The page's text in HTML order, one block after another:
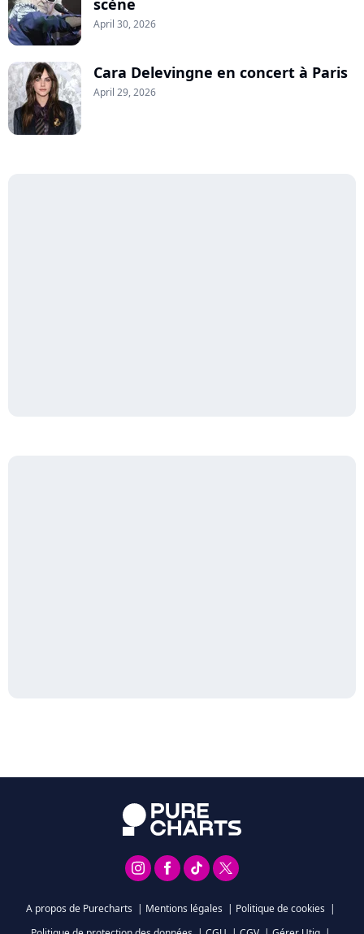
scène
April 30, 2026
Cara Delevingne en concert à Paris
April 29, 2026
A propos de Purecharts | Mentions légales | Politique de cookies |